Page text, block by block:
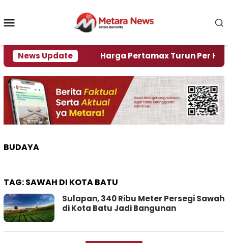
konten
News Update
Krisi Air Harga Pertamax Turun Per Hari Ini,
BUDAYA
TAG:SAWAH DI KOTA BATU
Sulapan, 340 Ribu Meter Persegi Sawah
di Kota Batu Jadi Bangunan